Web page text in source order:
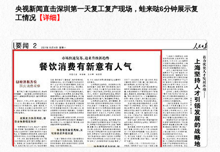
央视新闻直击深圳第一天复工复产现场，蛙来哒6分钟展示复
工情况【详细】